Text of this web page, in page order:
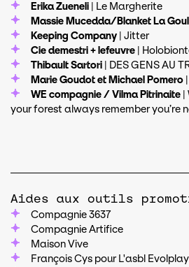
Erika Zueneli | Le Margherite
Massie Mucedda/Blanket La
Keeping Company | Jitter
Cie demestri + lefeuvre |
Thibault Sartori | DES GENS AU
Marie Goudot et Michael Pomero
WE compagnie / Vilma Pitrinaite
your forest always remember you’re
Aides aux outils
Compagnie 3637
Compagnie Artifice
Maison Vive
François Cys pour L'asbl Evolplay